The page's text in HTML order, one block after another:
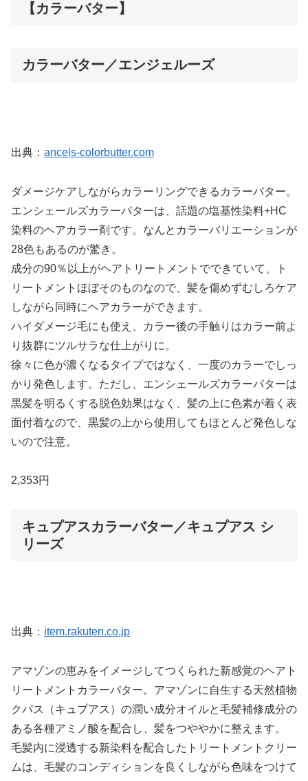
【カラーバター】
カラーバター／エンジェルーズ
出典： ancels-colorbutter.com
ダメージケアしながらカラーリングできるカラーバター。
エンシェールズカラーバターは、話題の塩基性染料+HC
染料のヘアカラー剤です。なんとカラーバリエーションが
28色もあるのが驚き。
成分の90％以上がヘアトリートメントでできていて、ト
リートメントほぼそのものなので、髪を傷めずむしろケア
しながら同時にヘアカラーができます。
ハイダメージ毛にも使え、カラー後の手触りはカラー前よ
り抜群にツルサラな仕上がりに。
徐々に色が濃くなるタイプではなく、一度のカラーでしっ
かり発色します。ただし、エンシェールズカラーバターは
黒髪を明るくする脱色効果はなく、髪の上に色素が着く表
面付着なので、黒髪の上から使用してもほとんど発色しな
いので注意。
2,353円
キュプアスカラーバター／キュプアス シ
リーズ
出典： item.rakuten.co.jp
アマゾンの恵みをイメージしてつくられた新感覚のヘアト
リートメントカラーバター。アマゾンに自生する天然植物
クパス（キュプアス）の潤い成分オイルと毛髪補修成分の
ある各種アミノ酸を配合し、髪をつややかに整えます。
毛髪内に浸透する新染料を配合したトリートメントクリー
ムは、毛髪のコンディションを良くしながら色味をつけて